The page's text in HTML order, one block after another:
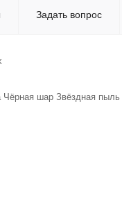
Задать вопрос
Чёрная шар Звёздная пыль